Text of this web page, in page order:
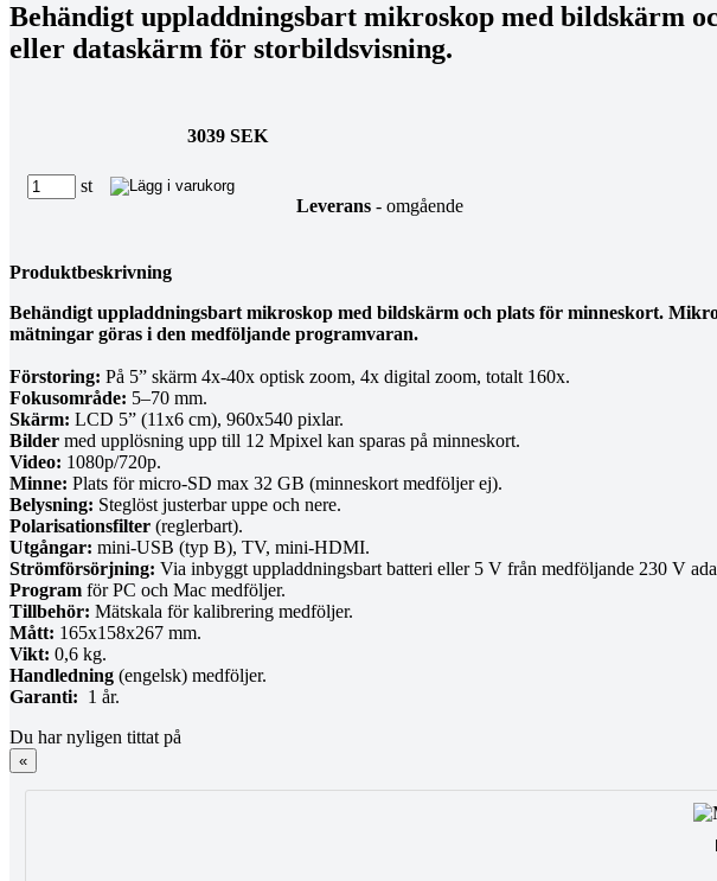
Behändigt uppladdningsbart mikroskop med bildskärm
eller dataskärm för storbildsvisning.
3039 SEK
st
Leverans - omgående
Produktbeskrivning
Behändigt uppladdningsbart mikroskop med bildskärm och plats för minneskort.
mätningar göras i den medföljande programvaran.
Förstoring: På 5” skärm 4x-40x optisk zoom, 4x digital zoom, totalt 160x.
Fokusområde: 5–70 mm.
Skärm: LCD 5” (11x6 cm), 960x540 pixlar.
Bilder med upplösning upp till 12 Mpixel kan sparas på minneskort.
Video: 1080p/720p.
Minne: Plats för micro-SD max 32 GB (minneskort medföljer ej).
Belysning: Steglöst justerbar uppe och nere.
Polarisationsfilter (reglerbart).
Utgångar: mini-USB (typ B), TV, mini-HDMI.
Strömförsörjning: Via inbyggt uppladdningsbart batteri eller 5 V från medföljande 230 V
Program för PC och Mac medföljer.
Tillbehör: Mätskala för kalibrering medföljer.
Mått: 165x158x267 mm.
Vikt: 0,6 kg.
Handledning (engelsk) medföljer.
Garanti: 1 år.
Du har nyligen tittat på
«